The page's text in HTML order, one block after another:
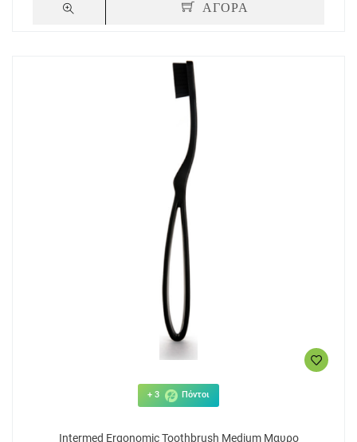
ΑΓΟΡΑ
ΑΓΟΡΑ
+ 3 Πόντοι
Intermed Ergonomic Toothbrush Medium Μαυρο